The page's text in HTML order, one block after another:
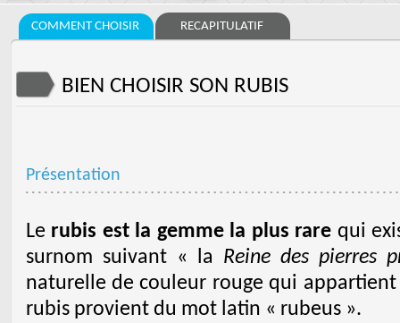
COMMENT CHOISIR RECAPITULATIF
BIEN CHOISIR SON RUBIS
Présentation
Le rubis est la gemme la plus rare qui
surnom suivant « la Reine des pierres
naturelle de couleur rouge qui
rubis provient du mot latin « rubeus ».